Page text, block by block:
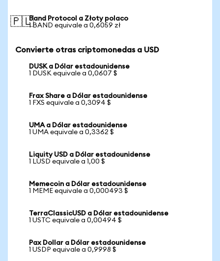
🇵🇱Band Protocol a Złoty polaco
1 BAND equivale a 0,6059 zł
Convierte otras criptomonedas a USD
DUSK a Dólar estadounidense
1 DUSK equivale a 0,0607 $
Frax Share a Dólar estadounidense
1 FXS equivale a 0,3094 $
UMA a Dólar estadounidense
1 UMA equivale a 0,3362 $
Liquity USD a Dólar estadounidense
1 LUSD equivale a 1,00 $
Memecoin a Dólar estadounidense
1 MEME equivale a 0,000493 $
TerraClassicUSD a Dólar estadounidense
1 USTC equivale a 0,00494 $
Pax Dollar a Dólar estadounidense
1 USDP equivale a 0,9998 $